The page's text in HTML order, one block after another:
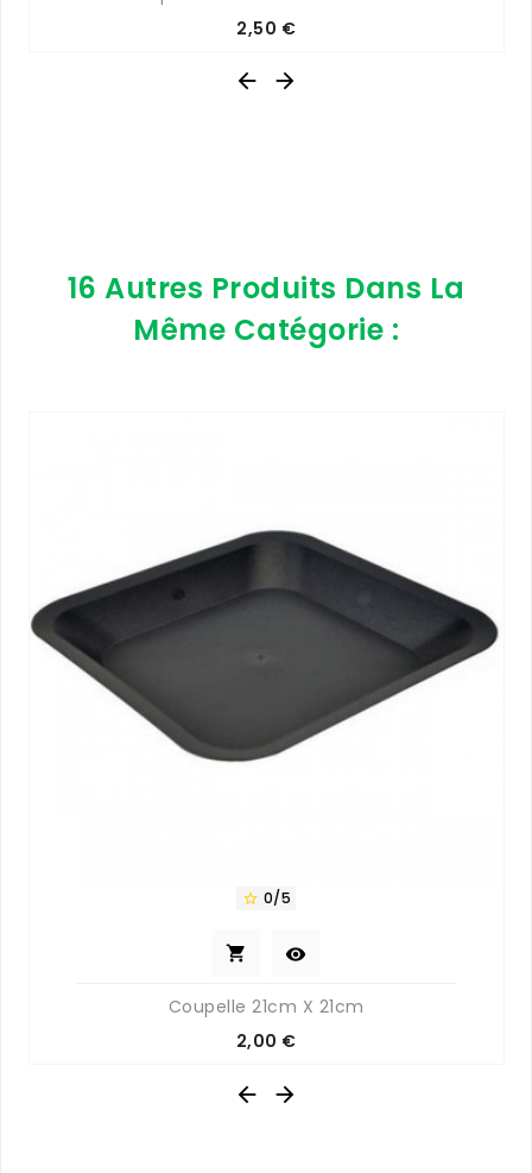
Prix
2,50 €
 
16 Autres Produits Dans La
Même Catégorie :
 0/5
 
Coupelle 21cm X 21cm
Prix
2,00 €
 